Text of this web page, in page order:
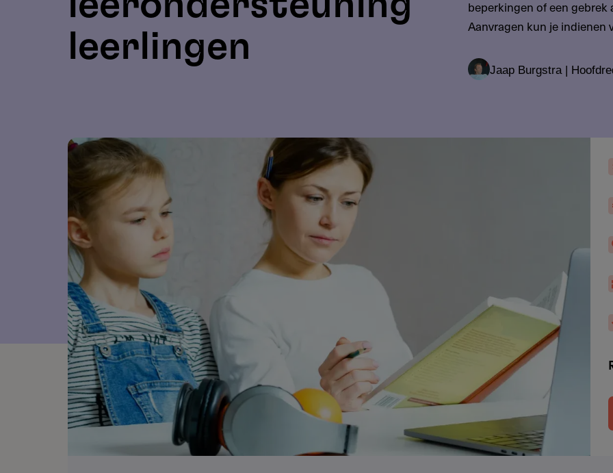
leerlingen
beperkingen of een gebrek
Aanvragen kun je indienen
Jaap Burgstra |